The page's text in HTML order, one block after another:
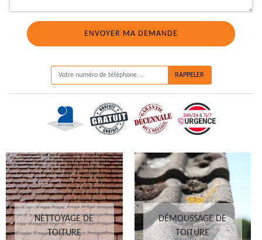
NETTOYAGE DE
TOITURE
DÉMOUSSAGE DE
TOITURE